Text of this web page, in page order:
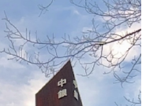
合わせ
個人情報保護方針
載するルールは本規約の
、随時変更されることが
上に表示した時点で直